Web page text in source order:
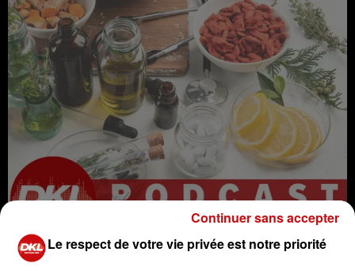
Le respect de votre vie privée est notre priorité
Continuer sans accepter